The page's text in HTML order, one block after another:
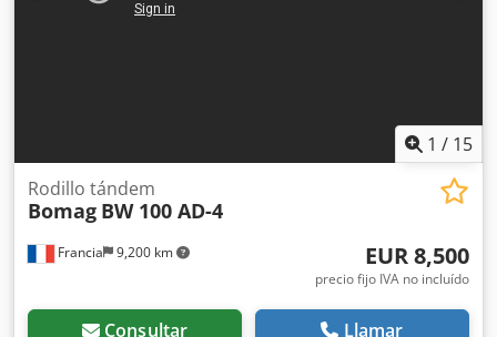
1 / 15
Francia 9,200 km
Rodillo tándem
Bomag BW 100 AD-4
EUR 8,500
precio fijo IVA no incluído
Consultar Llamar